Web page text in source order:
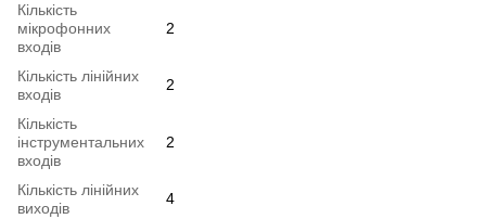
Кількість
мікрофонних
входів
2
Кількість лінійних
входів
2
Кількість
інструментальних
входів
2
Кількість лінійних
виходів
4